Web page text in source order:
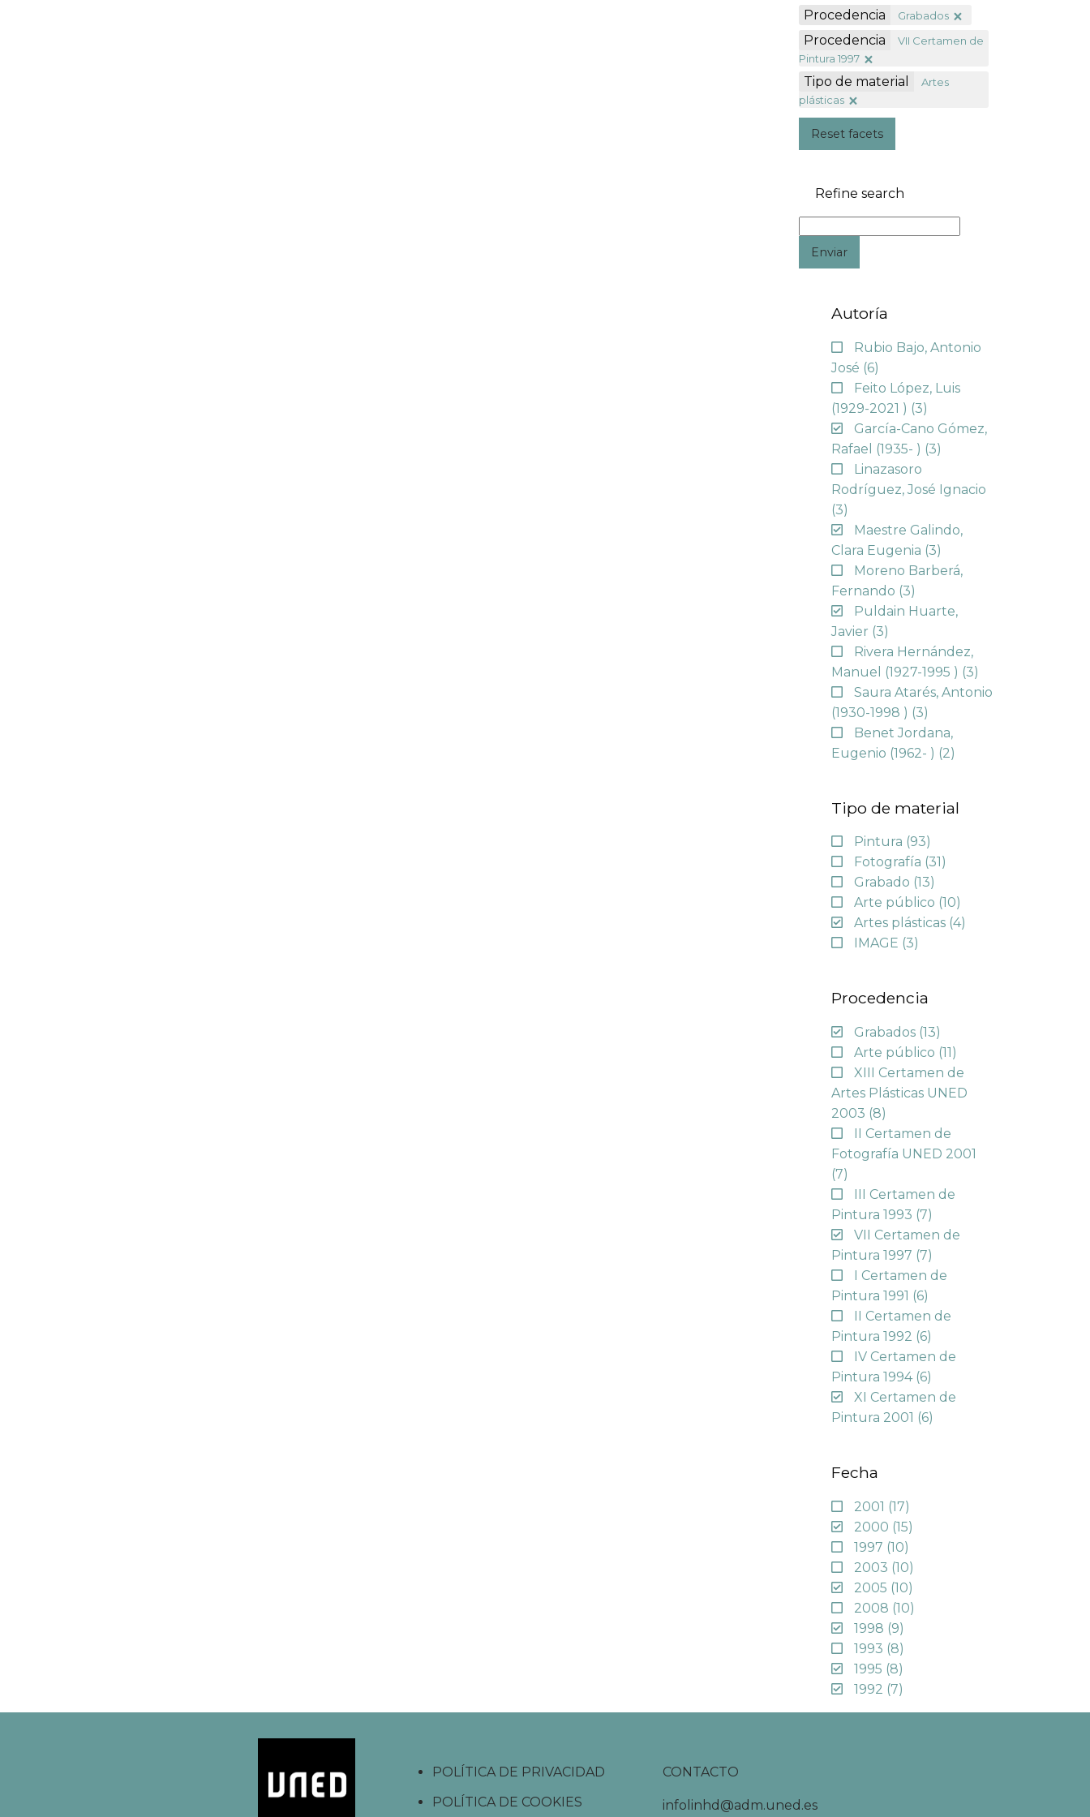
Procedencia Grabados
Procedencia
VII Certamen de
Pintura 1997
Tipo de material
Artes
plásticas
Reset facets
Refine search
Enviar
Autoría
Rubio Bajo, Antonio
José (6)
Feito López, Luis
(1929-2021 ) (3)
García-Cano Gómez,
Rafael (1935- ) (3)
Linazasoro
Rodríguez, José Ignacio
(3)
Maestre Galindo,
Clara Eugenia (3)
Moreno Barberá,
Fernando (3)
Puldain Huarte,
Javier (3)
Rivera Hernández,
Manuel (1927-1995 ) (3)
Saura Atarés, Antonio
(1930-1998 ) (3)
Benet Jordana,
Eugenio (1962- ) (2)
Tipo de material
Pintura (93)
Fotografía (31)
Grabado (13)
Arte público (10)
Artes plásticas (4)
IMAGE (3)
Procedencia
Grabados (13)
Arte público (11)
XIII Certamen de
Artes Plásticas UNED
2003 (8)
II Certamen de
Fotografía UNED 2001
(7)
III Certamen de
Pintura 1993 (7)
VII Certamen de
Pintura 1997 (7)
I Certamen de
Pintura 1991 (6)
II Certamen de
Pintura 1992 (6)
IV Certamen de
Pintura 1994 (6)
XI Certamen de
Pintura 2001 (6)
Fecha
2001 (17)
2000 (15)
1997 (10)
2003 (10)
2005 (10)
2008 (10)
1998 (9)
1993 (8)
1995 (8)
1992 (7)
POLÍTICA DE PRIVACIDAD
POLÍTICA DE COOKIES
CONTACTO
infolinhd@adm.uned.es